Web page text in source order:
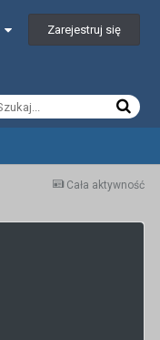
Zarejestruj się
Cała aktywność